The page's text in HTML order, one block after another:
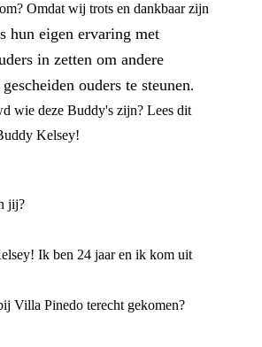
Omdat wij trots en dankbaar zijn
hun eigen ervaring met
in zetten om andere
ouders te steunen.
wie deze Buddy's zijn? Lees dit
Kelsey!
jij?
Ik ben 24 jaar en ik kom uit
Villa Pinedo terecht gekomen?